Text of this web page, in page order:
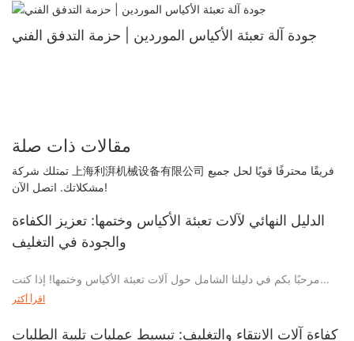
جودة آلة تعبئة الأكياس الموردين | حزمة التدفق الفني
مقالات ذات صلة
تمتلك شركة 上海利湃机械设备有限公司 فريقًا محترفًا قويًا لحل جميع
مشكلاتك. اتصل الآن!
الدليل النهائي لآلات تعبئة الأكياس وختمها: تعزيز الكفاءة
والجودة في التغليف
مرحبًا بكم في دليلنا الشامل حول آلات تعبئة الأكياس وختمها! إذا كنت
تعمل في مجال التعبئة والتغليف، فأنت تعرف مدى أهمية تبسيط الكفاءة
نتعمق في عالم آلات تعبئة الأكياس وختمها، ونستكشف إمكاناتها الهائلة
اقرأ أكثر
كفاءة آلات الانتقاء والتغليف: تبسيط عمليات تلبية الطلبات